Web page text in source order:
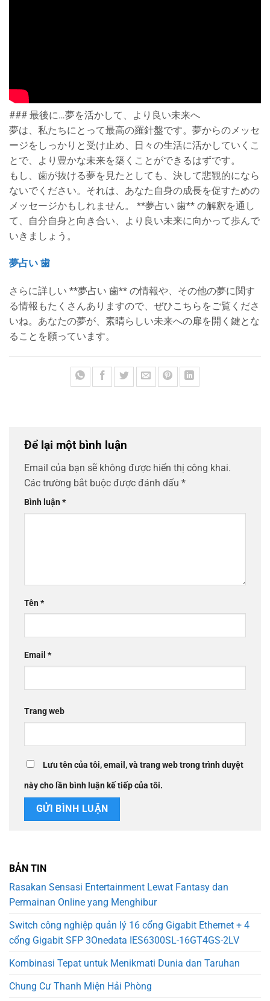
### 最後に…夢を活かして、より良い未来へ
夢は、私たちにとって最高の羅針盤です。夢からのメッセ
ージをしっかりと受け止め、日々の生活に活かしていくこ
とで、より豊かな未来を築くことができるはずです。
もし、歯が抜ける夢を見たとしても、決して悲観的になら
ないでください。それは、あなた自身の成長を促すための
メッセージかもしれません。 **夢占い 歯** の解釈を通し
て、自分自身と向き合い、より良い未来に向かって歩んで
いきましょう。
夢占い 歯
さらに詳しい **夢占い 歯** の情報や、その他の夢に関す
る情報もたくさんありますので、ぜひこちらをご覧くださ
いね。あなたの夢が、素晴らしい未来への扉を開く鍵とな
ることを願っています。
Để lại một bình luận
Email của bạn sẽ không được hiển thị công khai.
Các trường bắt buộc được đánh dấu *
Bình luận*
Tên*
Email *
Trang web
Lưu tên của tôi, email, và trang web trong trình duyệt
này cho lần bình luận kế tiếp của tôi.
BẢN TIN
Rasakan Sensasi Entertainment Lewat Fantasy dan
Permainan Online yang Menghibur
Switch công nghiệp quản lý 16 cổng Gigabit Ethernet + 4
cổng Gigabit SFP 3Onedata IES6300SL-16GT4GS-2LV
Kombinasi Tepat untuk Menikmati Dunia dan Taruhan
Chung Cư Thanh Miện Hải Phòng